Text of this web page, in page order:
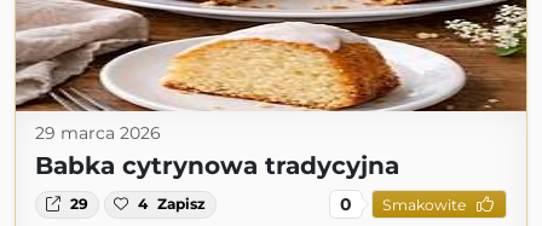
29 marca 2026
Babka cytrynowa tradycyjna
29 4 Zapisz 0 Smakowite